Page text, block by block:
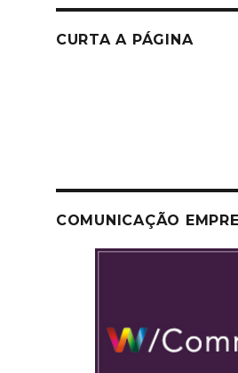
CURTA A PÁGINA
COMUNICAÇÃO